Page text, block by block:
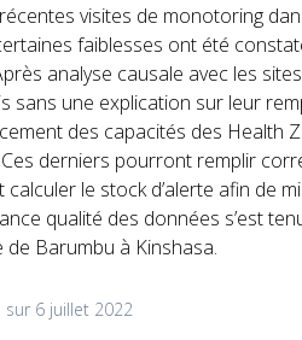
visites de monotoring
faiblesses ont été
analyse causale avec les
sans une explication sur leur
des capacités des Health
derniers pourront remplir
calculer le stock d’alerte afin de
qualité des données s’est
de Barumbu à Kinshasa.
sur 6 juillet 2022